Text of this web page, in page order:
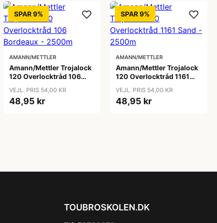
SPAR 9%
AMANN/METTLER
Amann/Mettler Trojalock
120 Overlocktråd 106
VEJL. PRIS 54,00 KR
48,95 kr
SPAR 9%
AMANN/METTLER
Amann/Mettler Trojalock
120 Overlocktråd 1161
VEJL. PRIS 54,00 KR
48,95 kr
TOUBROSKOLEN.DK